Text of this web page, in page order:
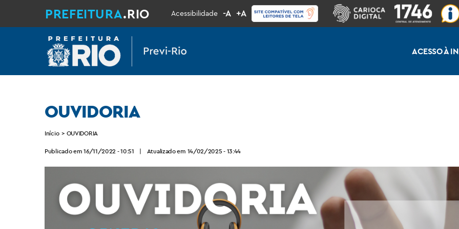
PREFEITURA.RIO Acessibilidade -A +A
ACESSO À
OUVIDORIA
Início > OUVIDORIA
Publicado em 16/11/2022 - 10:51 | Atualizado em 14/02/2025 - 13:44